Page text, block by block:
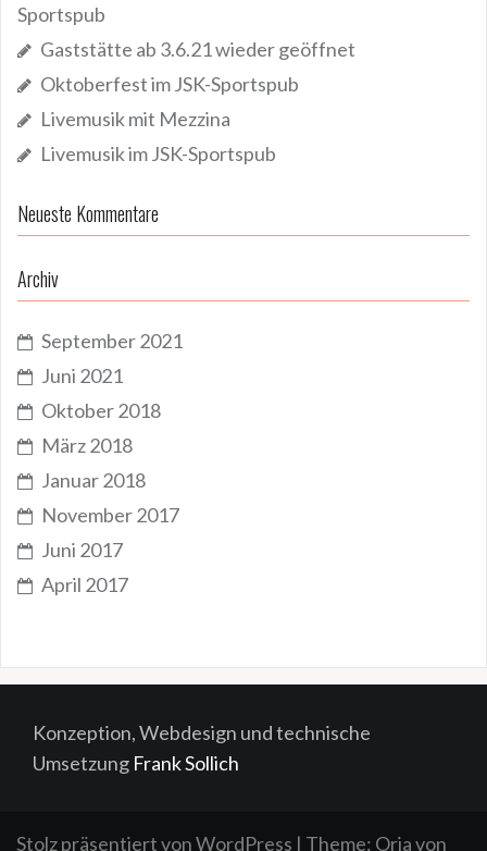
Sportspub
Gaststätte ab 3.6.21 wieder geöffnet
Oktoberfest im JSK-Sportspub
Livemusik mit Mezzina
Livemusik im JSK-Sportspub
Neueste Kommentare
Archiv
September 2021
Juni 2021
Oktober 2018
März 2018
Januar 2018
November 2017
Juni 2017
April 2017
Konzeption, Webdesign und technische
Umsetzung Frank Sollich
Stolz präsentiert von WordPress | Theme: Oriavon